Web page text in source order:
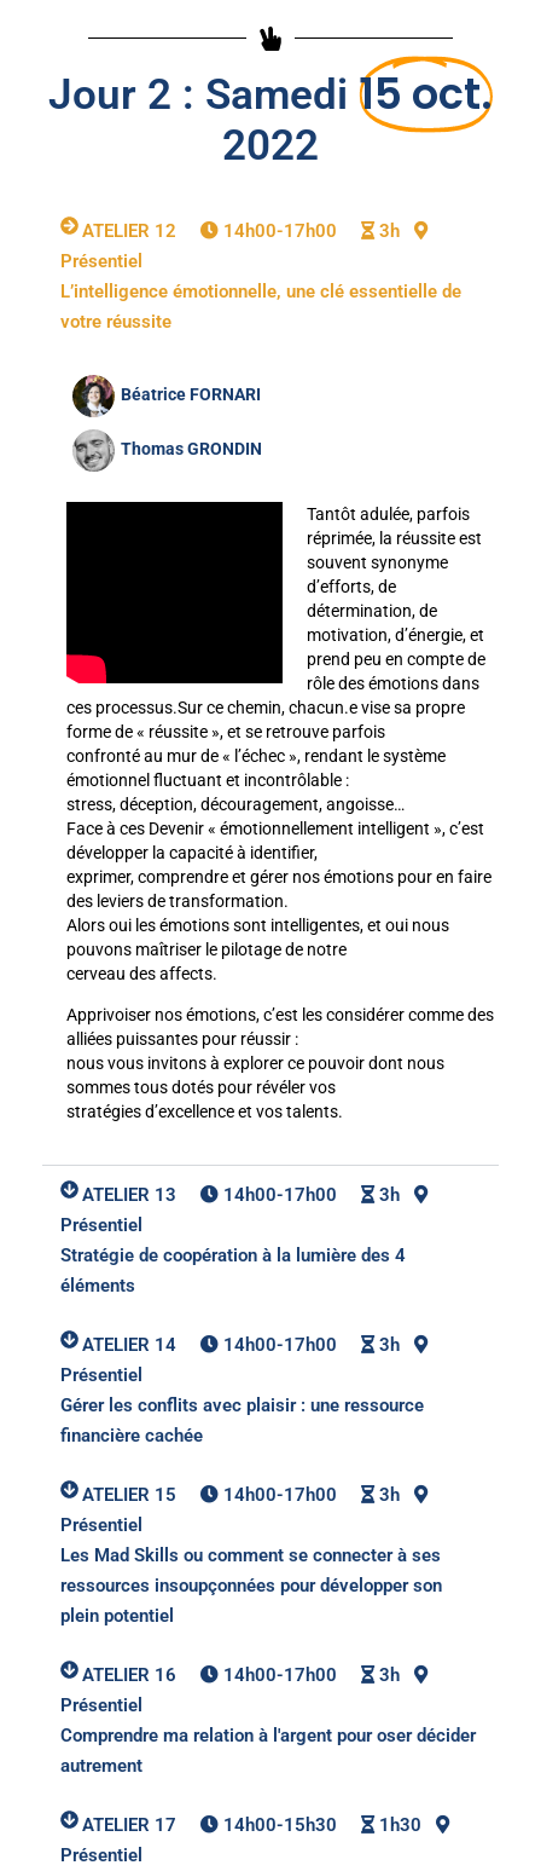
Jour 2 : Samedi 15 oct.
2022
ATELIER 12 14h00-17h00
3h
Présentiel
L’intelligence émotionnelle, une clé essentielle de
votre réussite
Béatrice FORNARI
Thomas GRONDIN
Tantôt adulée, parfois
réprimée, la réussite est
souvent synonyme
d’efforts, de
détermination, de
motivation, d’énergie, et
prend peu en compte de
rôle des émotions dans
ces processus.Sur ce chemin, chacun.e vise sa propre
forme de « réussite », et se retrouve parfois
confronté au mur de « l’échec », rendant le système
émotionnel fluctuant et incontrôlable :
stress, déception, découragement, angoisse…
Face à ces Devenir « émotionnellement intelligent », c’est
développer la capacité à identifier,
exprimer, comprendre et gérer nos émotions pour en faire
des leviers de transformation.
Alors oui les émotions sont intelligentes, et oui nous
pouvons maîtriser le pilotage de notre
cerveau des affects.
Apprivoiser nos émotions, c’est les considérer comme des
alliées puissantes pour réussir :
nous vous invitons à explorer ce pouvoir dont nous
sommes tous dotés pour révéler vos
stratégies d’excellence et vos talents.
ATELIER 13 14h00-17h00
3h
Présentiel
Stratégie de coopération à la lumière des 4
éléments
ATELIER 14 14h00-17h00
3h
Présentiel
Gérer les conflits avec plaisir : une ressource
financière cachée
ATELIER 15 14h00-17h00
3h
Présentiel
Les Mad Skills ou comment se connecter à ses
ressources insoupçonnées pour développer son
plein potentiel
ATELIER 16 14h00-17h00
3h
Présentiel
Comprendre ma relation à l'argent pour oser décider
autrement
ATELIER 17 14h00-15h30
1h30
Présentiel